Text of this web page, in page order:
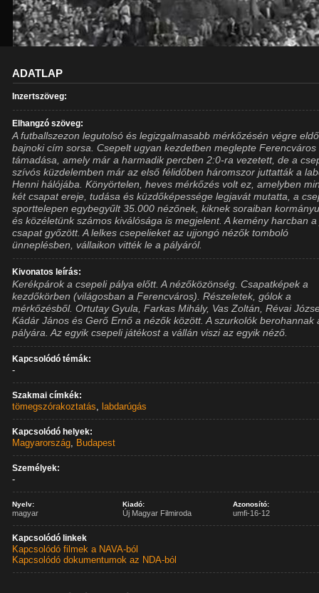
ADATLAP
Inzertszöveg:
Elhangzó szöveg:
A futballszezon legutolsó és legizgalmasabb mérkőzésén végre
bajnoki cím sorsa. Csepelt ugyan kezdetben meglepte Ferencváros
támadása, amely már a harmadik percben 2:0-ra vezetett, de a
szívós küzdelemben már az első félidőben háromszor juttatták a
Henni hálójába. Könyörtelen, heves mérkőzés volt ez, amelyben
két csapat ereje, tudása és küzdőképessége legjavát mutatta, a
sporttelepen egybegyűlt 35.000 nézőnek, kiknek soraiban
és közéletünk számos kiválósága is megjelent. A kemény harcban
csapat győzött. A lelkes csepelieket az ujjongó nézők tomboló
ünneplésben, vállaikon vitték le a pályáról.
Kivonatos leírás:
Kerékpárok a csepeli pálya előtt. A nézőközönség. Csapatképek a
kezdőkörben (világosban a Ferencváros). Részeletek, gólok a
mérkőzésből. Ortutay Gyula, Farkas Mihály, Vas Zoltán, Révai
Kádár János és Gerő Ernő a nézők között. A szurkolók berohannak
pályára. Az egyik csepeli játékost a vállán viszi az egyik néző.
Kapcsolódó témák:
-
Szakmai címkék:
tömegszórakoztatás, labdarúgás
Kapcsolódó helyek:
Magyarország, Budapest
Személyek:
-
Nyelv:
magyar
Kiadó:
Új Magyar Filmiroda
Azonosító:
umfi-16-12
Kapcsolódó linkek
Kapcsolódó filmek a NAVA-ból
Kapcsolódó dokumentumok az NDA-ból